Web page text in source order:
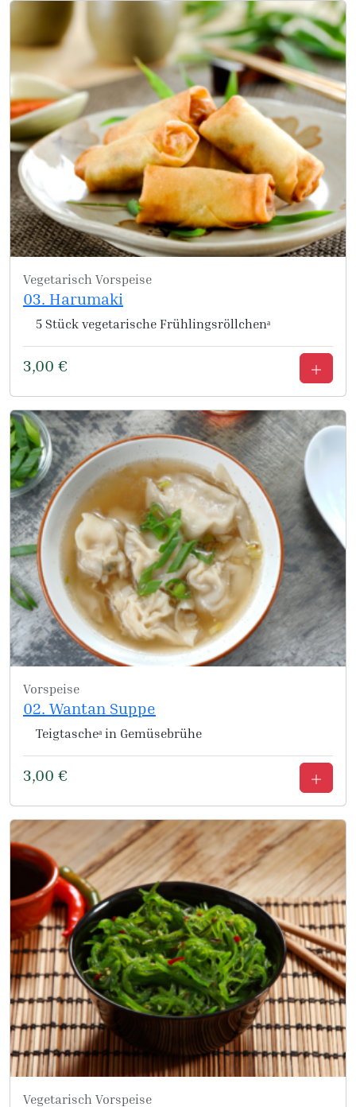
Vegetarisch Vorspeise
03. Harumaki
5 Stück vegetarische Frühlingsröllchenᵃ
3,00 €
Vorspeise
02. Wantan Suppe
Teigtascheᵃ in Gemüsebrühe
3,00 €
Vegetarisch Vorspeise